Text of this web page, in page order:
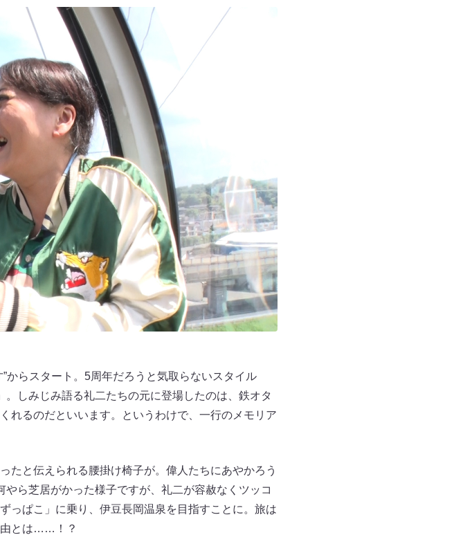
からスタート。5周年だろうと気取らないスタイル
しみじみ語る礼二たちの元に登場したのは、鉄オタ
れるのだといいます。というわけで、一行のメモリア
たと伝えられる腰掛け椅子が。偉人たちにあやかろう
ら芝居がかった様子ですが、礼二が容赦なくツッコ
っぱこ」に乗り、伊豆長岡温泉を目指すことに。旅は
由とは……！？